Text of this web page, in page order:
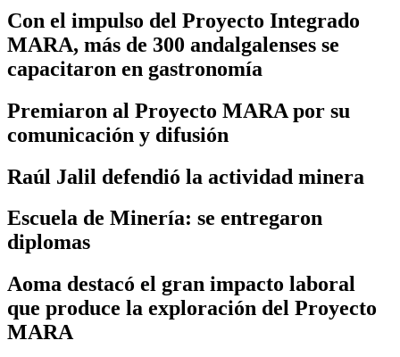
Con el impulso del Proyecto Integrado
MARA, más de 300 andalgalenses se
capacitaron en gastronomía
Premiaron al Proyecto MARA por su
comunicación y difusión
Raúl Jalil defendió la actividad minera
Escuela de Minería: se entregaron
diplomas
Aoma destacó el gran impacto laboral
que produce la exploración del Proyecto
MARA